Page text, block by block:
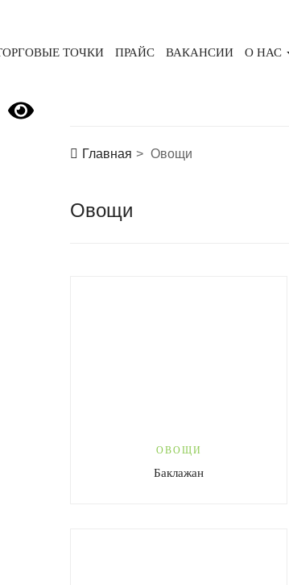
ТОЧКИ ПРАЙС ВАКАНСИИ О НАС
Версия сайта для слабовидящих
Главная Овощи
Овощи
ОВОЩИ
Баклажан